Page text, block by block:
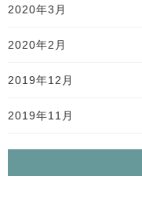
2020年3月
2020年2月
2019年12月
2019年11月